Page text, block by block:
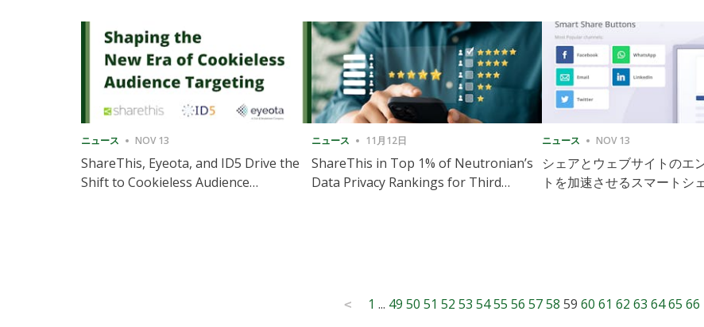
ニュース NOV 13
ShareThis, Eyeota, and ID5 Drive the
Shift to Cookieless Audience
ニュース 11月12日
ShareThis in Top 1% of Neutronian’s
Data Privacy Rankings for Third
ニュース NOV 13
シェアとウェブサイトのエ
トを加速させるスマートシ
< 1 ... 49 50 51 52 53 5455 56 5758 59 60 61 62 63 6465 66